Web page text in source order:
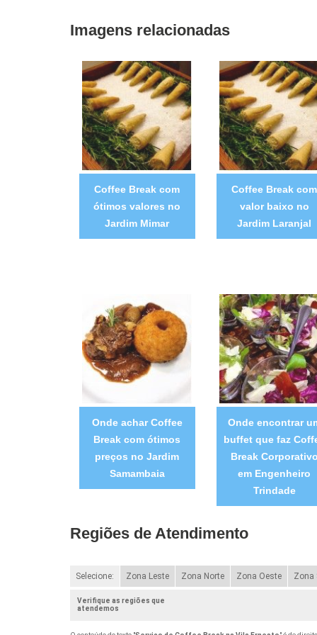
Imagens relacionadas
Coffee Break com
ótimos valores no
Jardim Mimar
Coffee Break com
valor baixo no
Jardim Laranjal
Onde achar Coffee
Break com ótimos
preços no Jardim
Samambaia
Onde encontrar
buffet que faz
Break Corporativo
em Engenheiro
Trindade
Regiões de Atendimento
Selecione: Zona Leste Zona Norte Zona Oeste Zona
Verifique as regiões que
atendemos